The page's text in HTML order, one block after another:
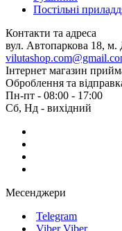
Постільні
Контакти та адреса
вул. Автопаркова 18, м.
Інтернет магазин
Оброблення та
Пн-пт - 08:00 - 17:00
Сб, Нд - вихідний
Месенджери
Telegram